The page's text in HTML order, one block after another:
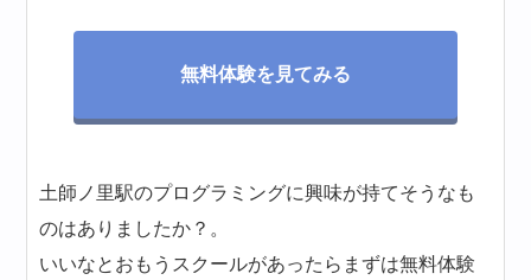
無料体験を見てみる
土師ノ里駅のプログラミングに興味が持てそうなも
のはありましたか？。
いいなとおもうスクールがあったらまずは無料体験